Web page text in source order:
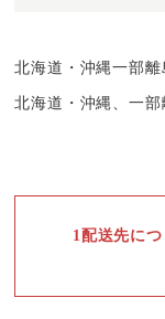
北海道・沖縄一部
北海道・沖縄、一
1配送先につ